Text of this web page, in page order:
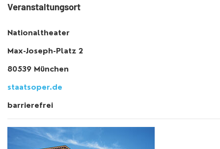
Veranstaltungsort
Nationaltheater
Max-Joseph-Platz 2
80539 München
staatsoper.de
barrierefrei